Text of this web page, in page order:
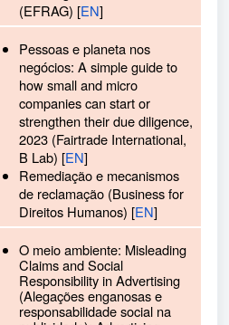
(EFRAG) [EN]
Pessoas e planeta nos
negócios: A simple guide to
how small and micro
companies can start or
strengthen their due diligence,
2023 (Fairtrade International,
B Lab) [EN]
Remediação e mecanismos
de reclamação (Business for
Direitos Humanos) [EN]
O meio ambiente: Misleading
Claims and Social
Responsibility in Advertising
(Alegações enganosas e
responsabilidade social na